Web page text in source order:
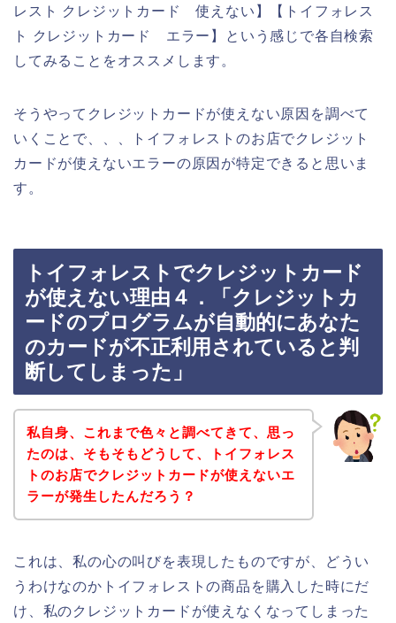
レスト クレジットカード 使えない】【トイフォレス
ト クレジットカード エラー】という感じで各自検索
してみることをオススメします。
そうやってクレジットカードが使えない原因を調べて
いくことで、、、トイフォレストのお店でクレジット
カードが使えないエラーの原因が特定できると思いま
す。
トイフォレストでクレジットカード
が使えない理由４．「クレジットカ
ードのプログラムが自動的にあなた
のカードが不正利用されていると判
断してしまった」
私自身、これまで色々と調べてきて、思っ
たのは、そもそもどうして、トイフォレス
トのお店でクレジットカードが使えないエ
ラーが発生したんだろう？
これは、私の心の叫びを表現したものですが、どうい
うわけなのかトイフォレストの商品を購入した時にだ
け、私のクレジットカードが使えなくなってしまった